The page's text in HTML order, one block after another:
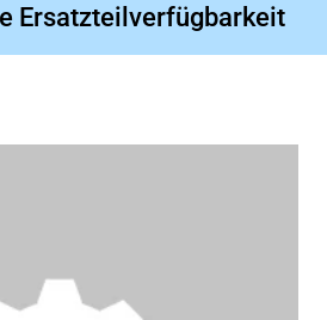
Ersatzteilverfügbarkeit